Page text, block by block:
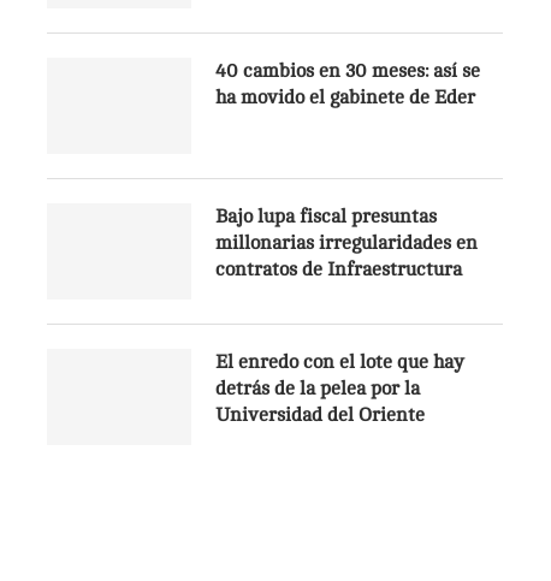
40 cambios en 30 meses: así se
ha movido el gabinete de Eder
Bajo lupa fiscal presuntas
millonarias irregularidades en
contratos de Infraestructura
El enredo con el lote que hay
detrás de la pelea por la
Universidad del Oriente